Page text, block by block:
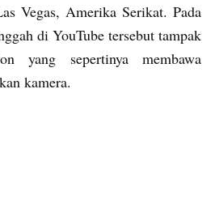
Vegas, Amerika Serikat. Pada
di YouTube tersebut tampak
yang sepertinya membawa
kamera.